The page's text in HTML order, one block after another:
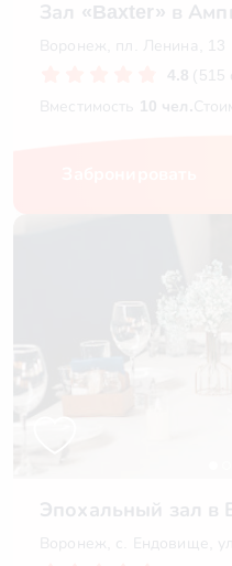
Зал «Baxter» в
Воронеж, пл. Ленина, 13
4.8 (515
Вместимость
10 чел.
Эпохальный зал в
Воронеж, с. Ендовище,